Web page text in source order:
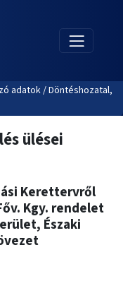
adatok / Döntéshozatal,
ülései
Kerettervről
Kgy. rendelet
Északi